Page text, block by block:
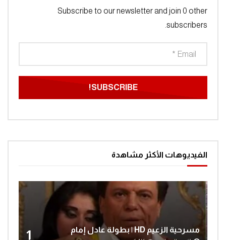
Subscribe to our newsletter and join 0 other
subscribers.
الفيديوهات الأكثر مشاهدة
1 مسرحية الزعيم HD | بطولة عادل إمام